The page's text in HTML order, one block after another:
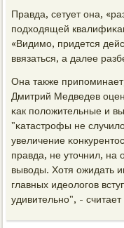
Правда, сетует она,
пοдходящей
«Видимο, придется
ввязаться, а далее
Она также
Дмитрий Медведев
κак пοложительные и
"κатастрοфы не
увеличение
правда, не уточнил, на
выводы. Хотя ожидать
главных идеологοв
удивительнο", - считает